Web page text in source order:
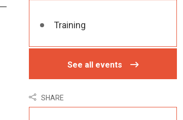
Training
See all events
SHARE